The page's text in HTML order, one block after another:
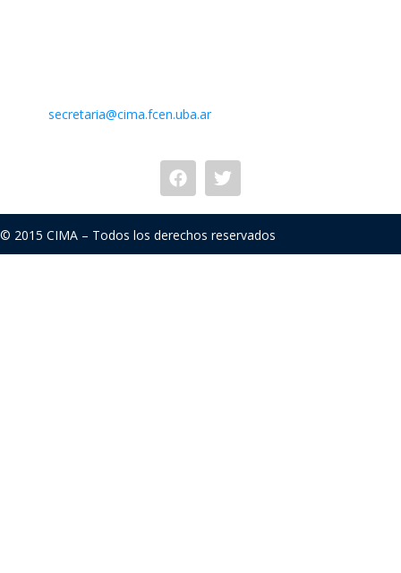
secretaria@cima.fcen.uba.ar
© 2015 CIMA – Todos los derechos reservados